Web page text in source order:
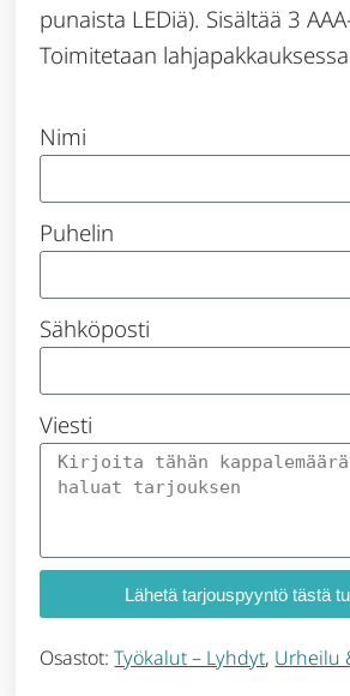
punaista LEDiä). Sisältää 3
Toimitetaan lahjapakkauksessa
Nimi
Puhelin
Sähköposti
Viesti
Lähetä tarjouspyyntö tästä
Osastot:Työkalut – Lyhdyt, Urheilu